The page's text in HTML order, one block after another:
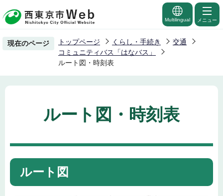
の
ー
の
先
Multilingual メニュー
現在のページ トップページ くらし・手続き
交通
コミュニティバス「はなバス」
ルート図・時刻表
ルート図・時刻表
ルート図